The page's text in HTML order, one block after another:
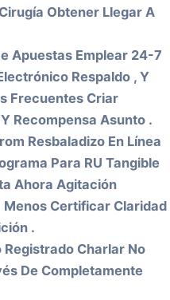
Obtener Llegar A
Apuestas Emplear 24-7
Respaldo , Y
Frecuentes Criar
Recompensa Asunto .
Resbaladizo En Línea
Para RU Tangible
Ahora Agitación
Certificar Claridad
.
Registrado Charlar No
De Completamente